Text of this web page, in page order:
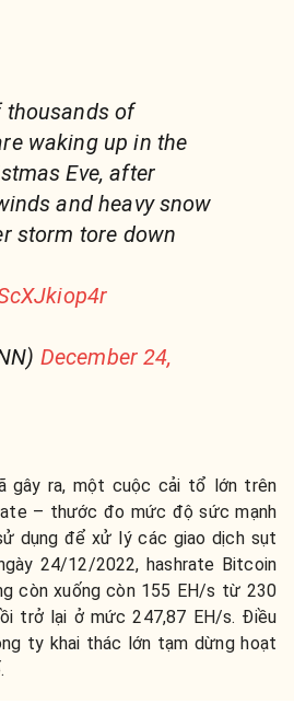
thousands of
waking up in the
Eve, after
and heavy snow
storm tore down
December 24,
gây ra, một cuộc cải tổ lớn trên
– thước đo mức độ sức mạnh
dụng để xử lý các giao dịch sụt
24/12/2022, hashrate Bitcoin
còn xuống còn 155 EH/s từ 230
trở lại ở mức 247,87 EH/s. Điều
ty khai thác lớn tạm dừng hoạt